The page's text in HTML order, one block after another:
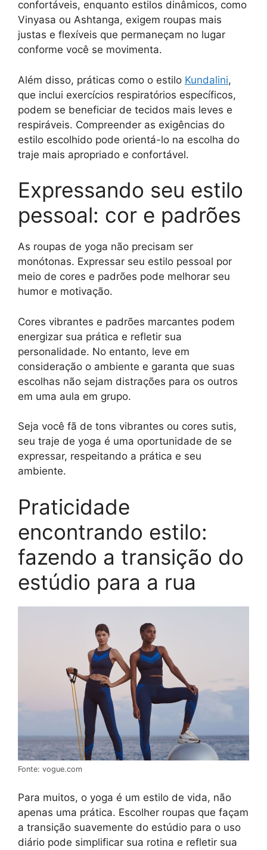
confortáveis, enquanto estilos dinâmicos, como
Vinyasa ou Ashtanga, exigem roupas mais
justas e flexíveis que permaneçam no lugar
conforme você se movimenta.
Além disso, práticas como o estilo Kundalini,
que inclui exercícios respiratórios específicos,
podem se beneficiar de tecidos mais leves e
respiráveis. Compreender as exigências do
estilo escolhido pode orientá-lo na escolha do
traje mais apropriado e confortável.
Expressando seu estilo
pessoal: cor e padrões
As roupas de yoga não precisam ser
monótonas. Expressar seu estilo pessoal por
meio de cores e padrões pode melhorar seu
humor e motivação.
Cores vibrantes e padrões marcantes podem
energizar sua prática e refletir sua
personalidade. No entanto, leve em
consideração o ambiente e garanta que suas
escolhas não sejam distrações para os outros
em uma aula em grupo.
Seja você fã de tons vibrantes ou cores sutis,
seu traje de yoga é uma oportunidade de se
expressar, respeitando a prática e seu
ambiente.
Praticidade
encontrando estilo:
fazendo a transição do
estúdio para a rua
Fonte: vogue.com
Para muitos, o yoga é um estilo de vida, não
apenas uma prática. Escolher roupas que façam
a transição suavemente do estúdio para o uso
diário pode simplificar sua rotina e refletir sua